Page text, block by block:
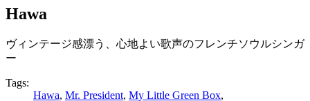
Hawa
ヴィンテージ感漂う、心地よい歌声のフレンチソウルシンガ
ー
Tags:
Hawa, Mr. President, My Little Green Box,